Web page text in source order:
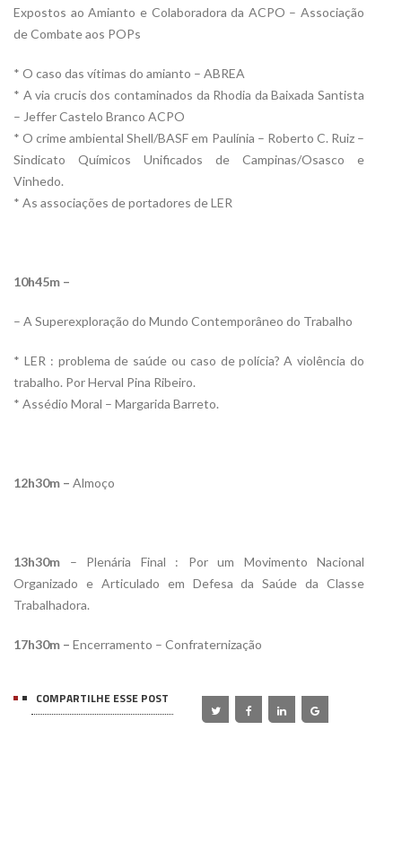
Expostos ao Amianto e Colaboradora da ACPO – Associação
de Combate aos POPs
* O caso das vítimas do amianto – ABREA
* A via crucis dos contaminados da Rhodia da Baixada Santista
– Jeffer Castelo Branco ACPO
* O crime ambiental Shell/BASF em Paulínia – Roberto C. Ruiz –
Sindicato Químicos Unificados de Campinas/Osasco e
Vinhedo.
* As associações de portadores de LER
10h45m –
– A Superexploração do Mundo Contemporâneo do Trabalho
* LER : problema de saúde ou caso de polícia? A violência do
trabalho. Por Herval Pina Ribeiro.
* Assédio Moral – Margarida Barreto.
12h30m – Almoço
13h30m – Plenária Final : Por um Movimento Nacional
Organizado e Articulado em Defesa da Saúde da Classe
Trabalhadora.
17h30m – Encerramento – Confraternização
COMPARTILHE ESSE POST